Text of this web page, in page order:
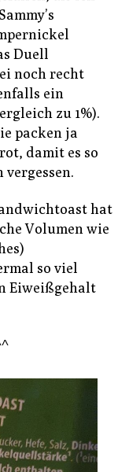
Duell
noch recht
ein
zu 1%).
packen ja
damit es so
vergessen.
hat
Volumen wie
so viel
Eiweißgehalt